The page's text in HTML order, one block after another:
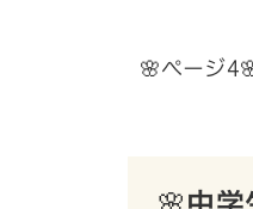
🌸ページ
🌸中学